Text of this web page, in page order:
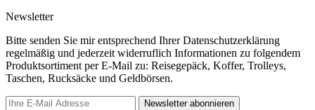
Newsletter
Bitte senden Sie mir entsprechend Ihrer Datenschutzerklärung
regelmäßig und jederzeit widerruflich Informationen zu folgendem
Produktsortiment per E-Mail zu: Reisegepäck, Koffer, Trolleys,
Taschen, Rucksäcke und Geldbörsen.
Newsletter abonnieren